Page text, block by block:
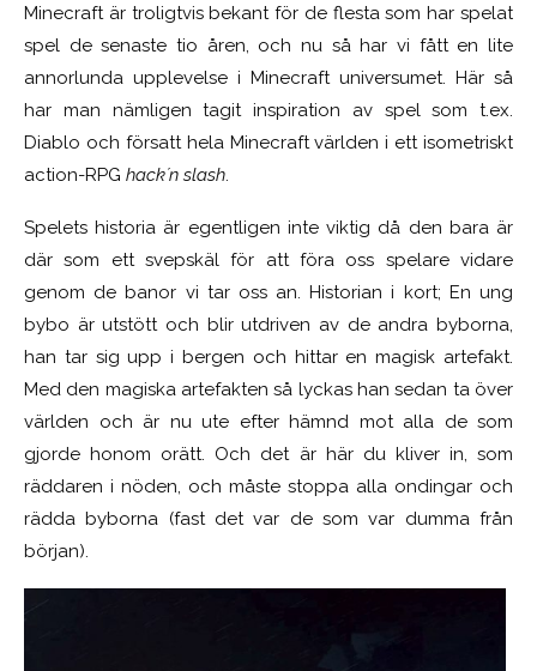
Minecraft är troligtvis bekant för de flesta som har spelat
spel de senaste tio åren, och nu så har vi fått en lite
annorlunda upplevelse i Minecraft universumet. Här så
har man nämligen tagit inspiration av spel som t.ex.
Diablo och försatt hela Minecraft världen i ett isometriskt
action-RPG hack´n slash.
Spelets historia är egentligen inte viktig då den bara är
där som ett svepskäl för att föra oss spelare vidare
genom de banor vi tar oss an. Historian i kort; En ung
bybo är utstött och blir utdriven av de andra byborna,
han tar sig upp i bergen och hittar en magisk artefakt.
Med den magiska artefakten så lyckas han sedan ta över
världen och är nu ute efter hämnd mot alla de som
gjorde honom orätt. Och det är här du kliver in, som
räddaren i nöden, och måste stoppa alla ondingar och
rädda byborna (fast det var de som var dumma från
början).